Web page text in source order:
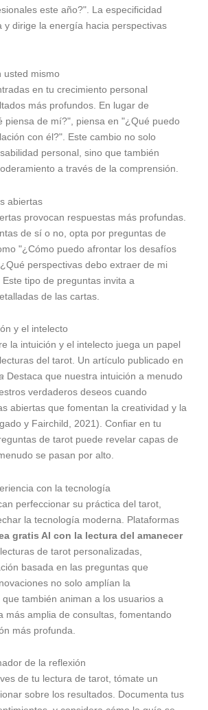
este año?". La especificidad
y dirige la energía hacia perspectivas
usted mismo
en tu crecimiento personal
más profundos. En lugar de
piensa de mí?", piensa en "¿Qué puedo
con él?". Este cambio no solo
personal, sino que también
a través de la comprensión.
abiertas
provocan respuestas más profundas.
de sí o no, opta por preguntas de
"¿Cómo puedo afrontar los desafíos
perspectivas debo extraer de mi
tipo de preguntas invita a
de las cartas.
y el intelecto
la intuición y el intelecto juega un papel
del tarot. Un artículo publicado en
Destaca que nuestra intuición a menudo
verdaderos deseos cuando
abiertas que fomentan la creatividad y la
y Fairchild, 2021). Confiar en tu
de tarot puede revelar capas de
se pasan por alto.
con la tecnología
perfeccionar su práctica del tarot,
la tecnología moderna. Plataformas
gratis AI con la lectura del amanecer
de tarot personalizadas,
basada en las preguntas que
no solo amplían la
también animan a los usuarios a
más amplia de consultas, fomentando
más profunda.
de la reflexión
de tu lectura de tarot, tómate un
sobre los resultados. Documenta tus